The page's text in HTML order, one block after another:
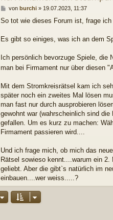
B
i
r
g
von burchi» 19.07.2023, 11:37
So tot wie dieses Forum ist, frage
Es gibt so einiges, was ich an dem
Ich persönlich bevorzuge Spiele, die
man bei Firmament nur über diesen
Mit dem Stromkreisrätsel kam ich
später noch ein zweites Mal lösen
man fast nur durch ausprobieren
gewohnt war (wahrscheinlich sind
gefallen. Um es kurz zu machen:
Firmament passieren wird....
Und ich frage mich, ob mich das
Rätsel sowieso kennt....warum ein
geliebt. Aber die gibt`s natürlich im
einbauen....wer weiss.....?